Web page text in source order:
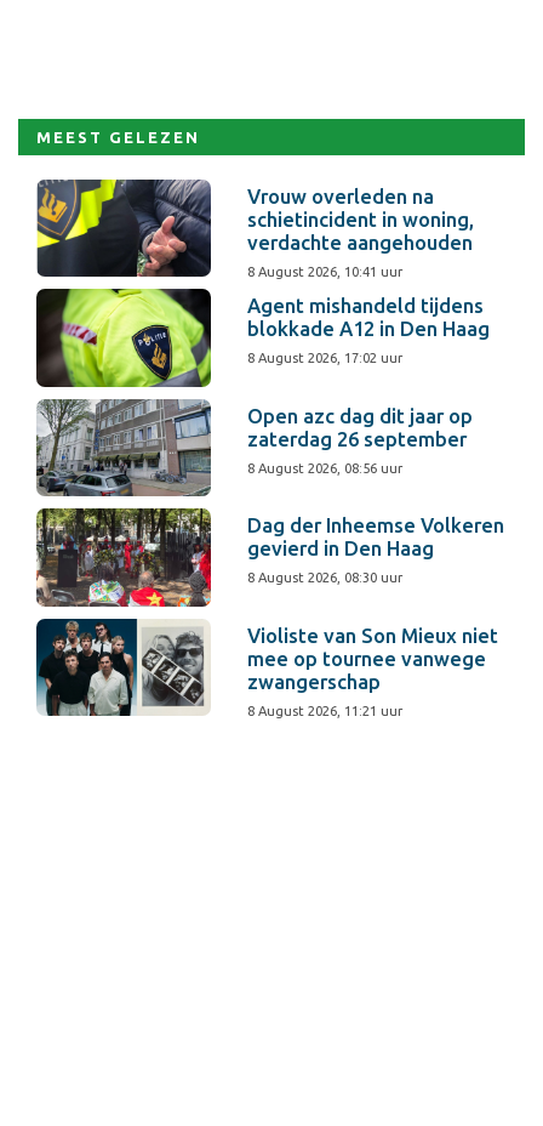
MEEST GELEZEN
Vrouw overleden na
schietincident in woning,
verdachte aangehouden
8 August 2026, 10:41 uur
Agent mishandeld tijdens
blokkade A12 in Den Haag
8 August 2026, 17:02 uur
Open azc dag dit jaar op
zaterdag 26 september
8 August 2026, 08:56 uur
Dag der Inheemse Volkeren
gevierd in Den Haag
8 August 2026, 08:30 uur
Violiste van Son Mieux niet
mee op tournee vanwege
zwangerschap
8 August 2026, 11:21 uur